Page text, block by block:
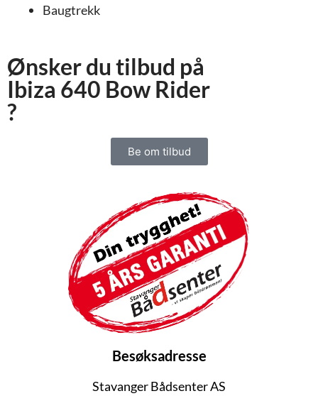
Baugtrekk
Ønsker du tilbud på
Ibiza 640 Bow Rider
?
Be om tilbud
Besøksadresse
Stavanger Bådsenter AS